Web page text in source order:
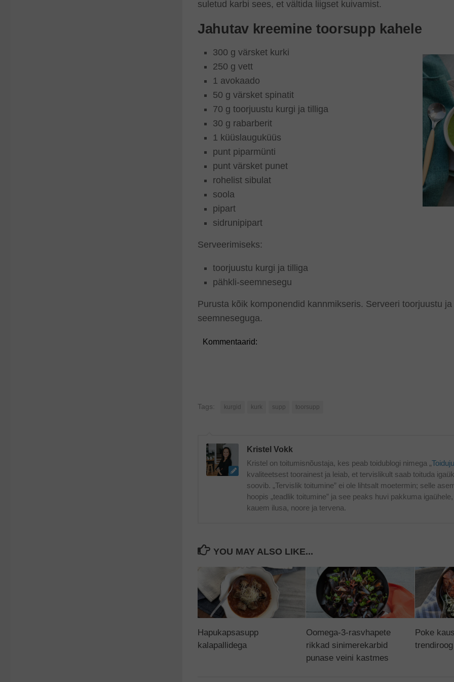
suletud karbi sees, et vältida liigset kuivamist.
Jahutav kreemine toorsupp kahele
300 g värsket kurki
250 g vett
1 avokaado
50 g värsket spinatit
70 g toorjuustu kurgi ja tilliga
30 g rabarberit
1 küüslauguküüs
punt piparmünti
punt värsket punet
rohelist sibulat
soola
pipart
sidrunipipart
Serveerimiseks:
toorjuustu kurgi ja tilliga
pähkli-seemnesegu
Purusta kõik komponendid kannmikseris. Serveeri toorjuustu ja
seemneseguga.
Kommentaarid:
Tags: kurgid kurk supp toorsupp
Kristel Vokk
Kristel on toitumisnõustaja, kes peab toidublogi nimega „
kvaliteetsest toorainest ja leiab, et tervislikult saab toituda
soovib. „Tervislik toitumine” ei ole lihtsalt moetermin; selle
hoopis „teadlik toitumine” ja see peaks huvi pakkuma
kauem ilusa, noore ja tervena.
YOU MAY ALSO LIKE...
Hapukapsasupp
kalapallidega
Oomega-3-rasvhapete
rikkad sinimerekarbid
punase veini kastmes
Poke
trendiroog